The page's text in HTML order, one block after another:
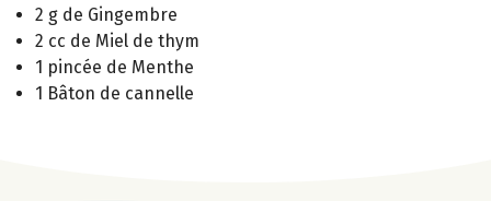
2 g de Gingembre
2 cc de Miel de thym
1 pincée de Menthe
1 Bâton de cannelle